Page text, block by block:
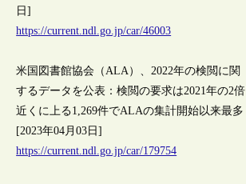
日]
https://current.ndl.go.jp/car/46003
米国図書館協会（ALA）、2022年の検閲に関
するデータを公表：検閲の要求は2021年の2倍
近くに上る1,269件でALAの集計開始以来最多
[2023年04月03日]
https://current.ndl.go.jp/car/179754